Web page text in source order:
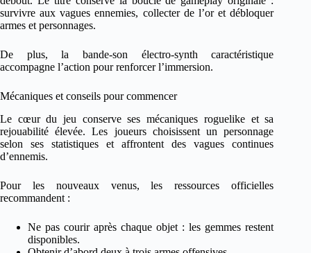
survivre aux vagues ennemies, collecter de l’or et débloquer
armes et personnages.
De plus, la bande-son électro-synth caractéristique
accompagne l’action pour renforcer l’immersion.
Mécaniques et conseils pour commencer
Le cœur du jeu conserve ses mécaniques roguelike et sa
rejouabilité élevée. Les joueurs choisissent un personnage
selon ses statistiques et affrontent des vagues continues
d’ennemis.
Pour les nouveaux venus, les ressources officielles
recommandent :
Ne pas courir après chaque objet : les gemmes restent
disponibles.